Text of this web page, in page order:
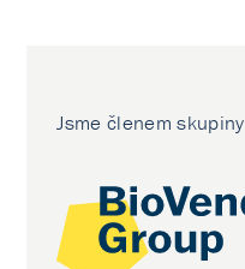
Jsme členem skupiny